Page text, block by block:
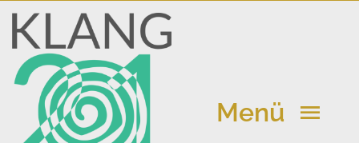
Zum
Inhalt
springen
Menü